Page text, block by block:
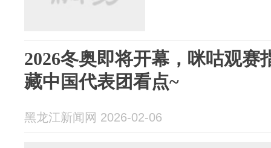
2026冬奥即将开幕，咪咕观赛
藏中国代表团看点~
黑龙江新闻网 2026-02-06